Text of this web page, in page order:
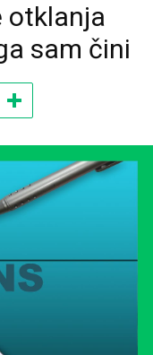
otklanja
sam čini